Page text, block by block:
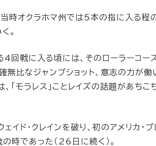
時オクラホマ州では5本の指に入る程
。
4回戦に入る頃には、そのローラーコー
無比なジャンプショット、意志の力が
「モラレス」ことレイズの話題があち
イド・クレインを破り、初のアメリカ・
であった（26日に続く）。